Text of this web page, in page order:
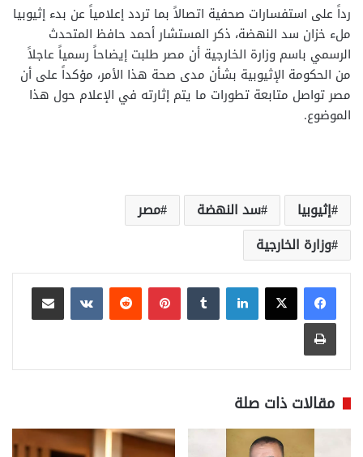
رداً على استفسارات صحفية اتصالاً بما تردد إعلامياً عن بدء إثيوبيا
ملء خزان سد النهضة، ذكر المستشار أحمد حافظ المتحدث
الرسمي باسم وزارة الخارجية أن مصر طلبت إيضاحاً رسمياً عاجلاً
من الحكومة الإثيوبية بشأن مدى صحة هذا الأمر، مؤكداً على أن
مصر تواصل متابعة تطورات ما يتم إثارته في الإعلام حول هذا
الموضوع.
إثيوبيا سد النهضة
مصر
وزارة الخارجية
لينكدإن بينتيريست
مشاركة عبر البريد
طباعة
مقالات ذات صلة